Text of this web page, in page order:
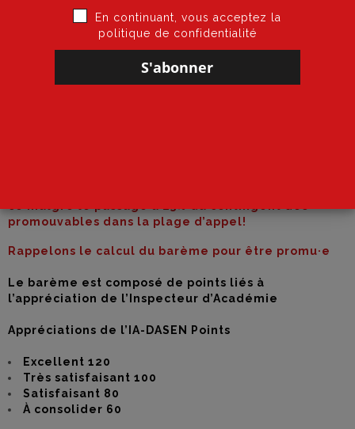
HORS-CLASSE 2025
promouvables dans la plage d’appel!
Rappelons le calcul du barème pour être promu·e
Le barème est composé de points liés à
l’appréciation de l’Inspecteur d’Académie
Appréciations de l’IA-DASEN Points
Excellent 120
Très satisfaisant 100
Satisfaisant 80
À consolider 60
En continuant, vous acceptez la
politique de confidentialité